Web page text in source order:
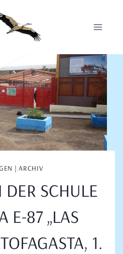
| ARCHIV
SCHULE
E-87 „LAS
1.